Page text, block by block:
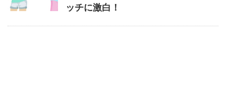
ッチに激白！